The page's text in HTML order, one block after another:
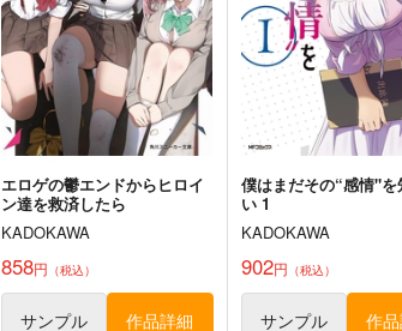
原潜導入論は現実的か
隅田金属ぼるじひ社
株式投資部へようこそ
East Cafeteria
2,144円（税込）
サンプル 作品詳細
1,980円（税込）
サンプル 作
エロゲの鬱エンドからヒロイ
ン達を救済したら
KADOKAWA
858円 （税込）
サンプル 作品詳細
僕はまだその“感情"を
い 1
KADOKAWA
902円 （税込）
サンプル 作